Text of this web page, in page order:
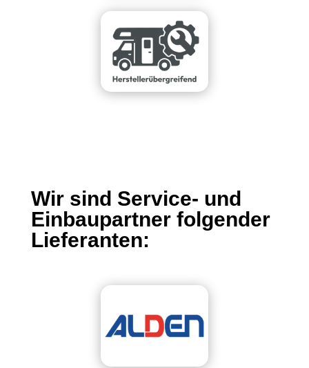
Wir sind Service- und
Einbaupartner folgender
Lieferanten: